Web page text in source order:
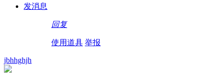
发消息
回复
使用道具 举报
jbhhghjh